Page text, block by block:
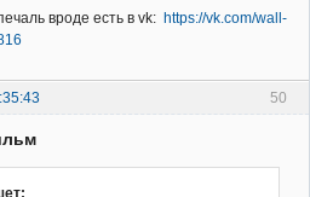
вроде есть в vk: https://vk.com/wall-
50